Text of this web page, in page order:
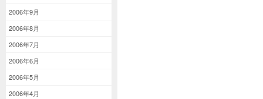
2006年9月
2006年8月
2006年7月
2006年6月
2006年5月
2006年4月